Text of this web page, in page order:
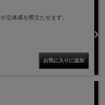
立体感を際立たせます。